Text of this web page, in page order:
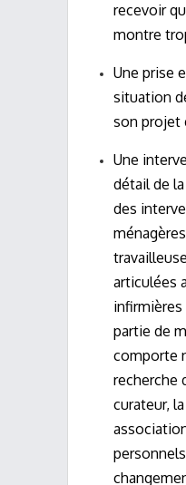
recevoir
montre
Une prise
situation
son projet
Une
détail de
des
articulées
infirmières
partie de
comporte
recherche
curateur,